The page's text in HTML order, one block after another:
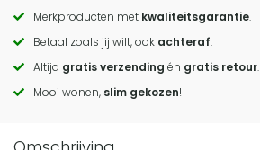
Call
to
actions
Merkproducten met kwaliteitsgarantie.
Betaal zoals jij wilt, ook achteraf.
Altijd gratis verzending én gratis retour.
Mooi wonen, slim gekozen!